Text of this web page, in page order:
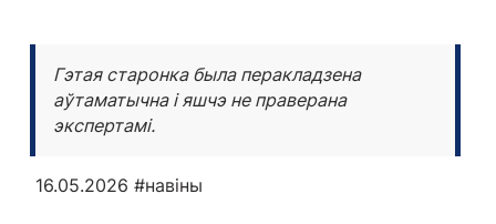
Гэтая старонка была перакладзена
аўтаматычна і яшчэ не праверана
экспертамі.
16.05.2026 #навіны